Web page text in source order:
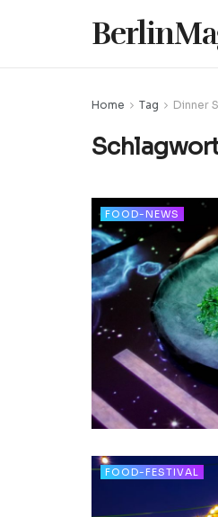
Home Tag Dinner
FOOD-NEWS
FOOD-FESTIVAL